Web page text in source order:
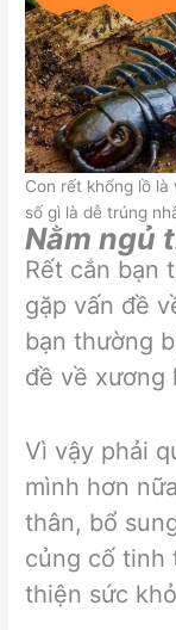
Con rết khổng lồ
số gì là dễ trúng
Nằm ngủ
Rết cắn bạn
gặp vấn đề
bạn thường
đề về xương
Vì vậy phải
mình hơn
thân, bổ
củng cố tinh
thiện sức